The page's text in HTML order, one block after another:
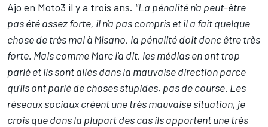
Ajo en Moto3 il y a trois ans. "La pénalité n'a peut-être
pas été assez forte, il n'a pas compris et il a fait quelque
chose de très mal à Misano, la pénalité doit donc être très
forte. Mais comme Marc l'a dit, les médias en ont trop
parlé et ils sont allés dans la mauvaise direction parce
qu'ils ont parlé de choses stupides, pas de course. Les
réseaux sociaux créent une très mauvaise situation, je
crois que dans la plupart des cas ils apportent une très